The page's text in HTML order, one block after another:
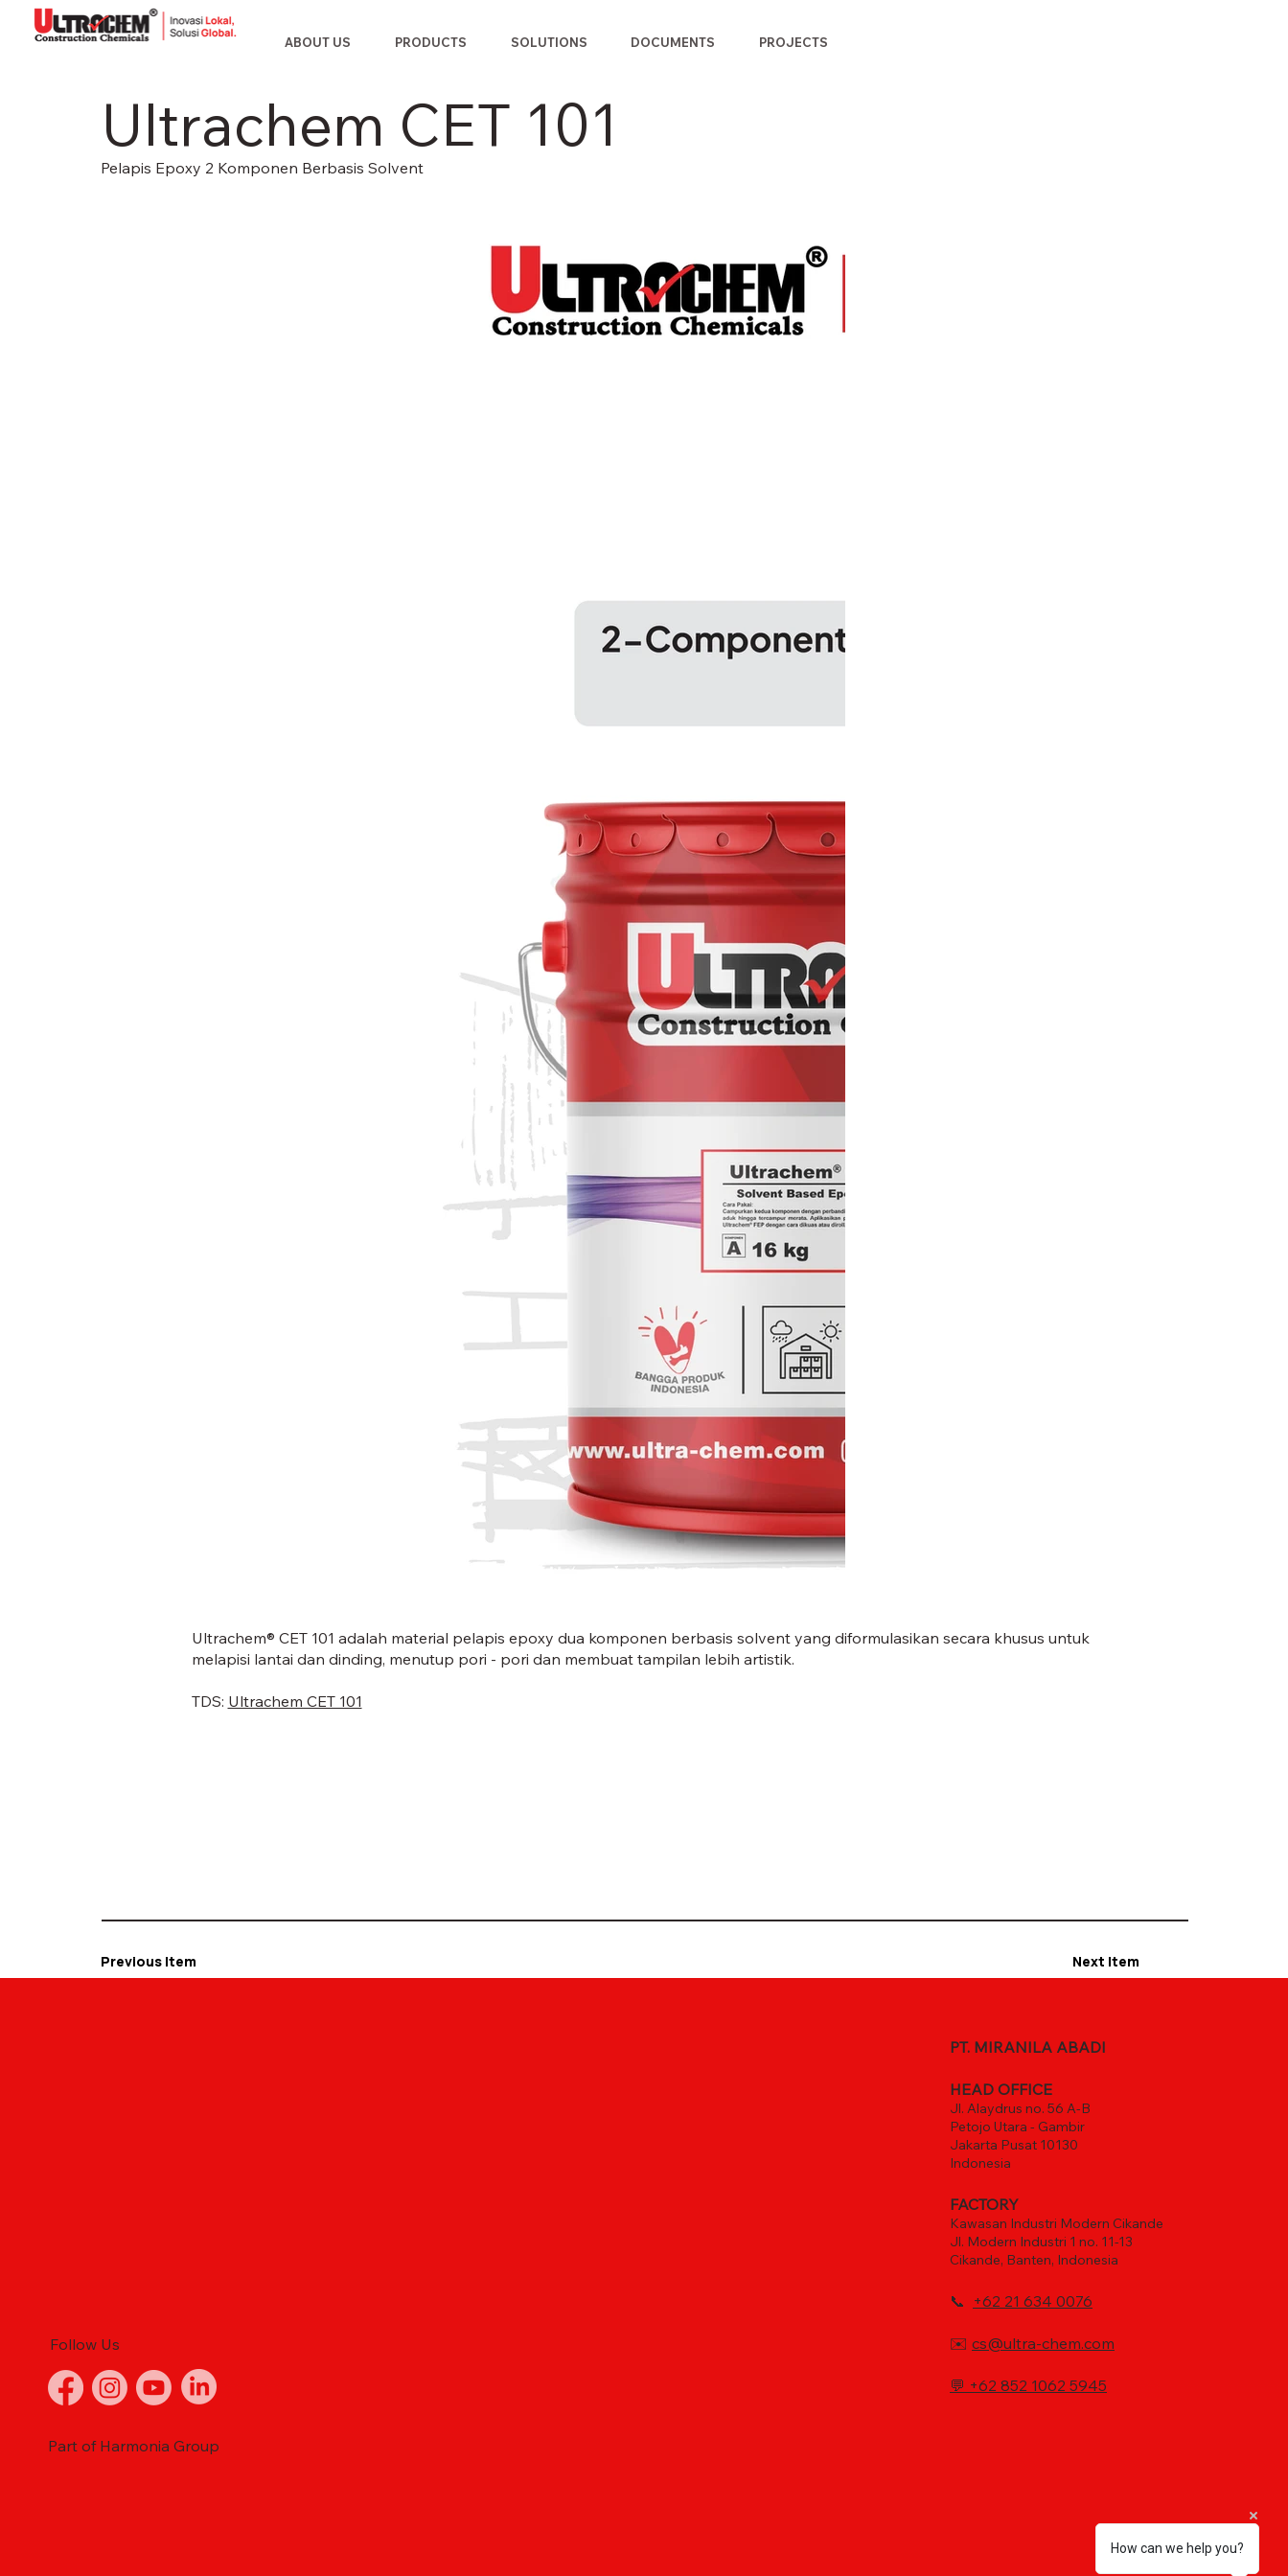
ABOUT US PRODUCTS SOLUTIONS DOCUMENTS PROJECTS
Ultrachem CET 101
Pelapis Epoxy 2 Komponen Berbasis Solvent
CET 101-01.jpg
Ultrachem® CET 101 adalah material pelapis epoxy dua komponen berbasis solvent yang diformulasikan secara khusus untuk
melapisi lantai dan dinding, menutup pori - pori dan membuat tampilan lebih artistik.
TDS: Ultrachem CET 101
Previous Item Next Item
Follow Us
Part of Harmonia Group
PT. MIRANILA ABADI
HEAD OFFICE
Jl. Alaydrus no. 56 A-B
Petojo Utara - Gambir
Jakarta Pusat 10130
Indonesia
FACTORY
Kawasan Industri Modern Cikande
Jl. Modern Industri 1 no. 11-13
Cikande, Banten, Indonesia
📞 +62 21 634 0076
✉️ cs@ultra-chem.com
💬 +62 852 1062 5945
How can we help you?